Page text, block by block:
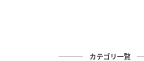
カテゴリ一覧